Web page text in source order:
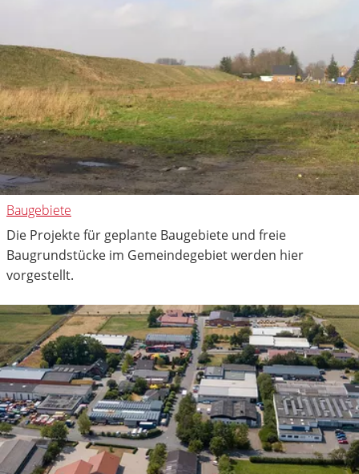
Baugebiete
Die Projekte für geplante Baugebiete und freie
Baugrundstücke im Gemeindegebiet werden hier
vorgestellt.